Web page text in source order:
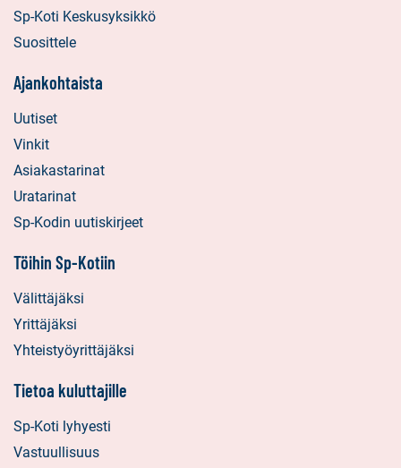
Sp-Koti Keskusyksikkö
Suosittele
Ajankohtaista
Uutiset
Vinkit
Asiakastarinat
Uratarinat
Sp-Kodin uutiskirjeet
Töihin Sp-Kotiin
Välittäjäksi
Yrittäjäksi
Yhteistyöyrittäjäksi
Tietoa kuluttajille
Sp-Koti lyhyesti
Vastuullisuus